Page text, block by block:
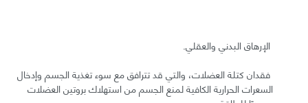
الإرهاق البدني والعقلي.
فقدان كتلة العضلات، والتي قد تترافق مع سوء تغذية الجسم وإدخال
السعرات الحرارية الكافية لمنع الجسم من استهلاك بروتين العضلات